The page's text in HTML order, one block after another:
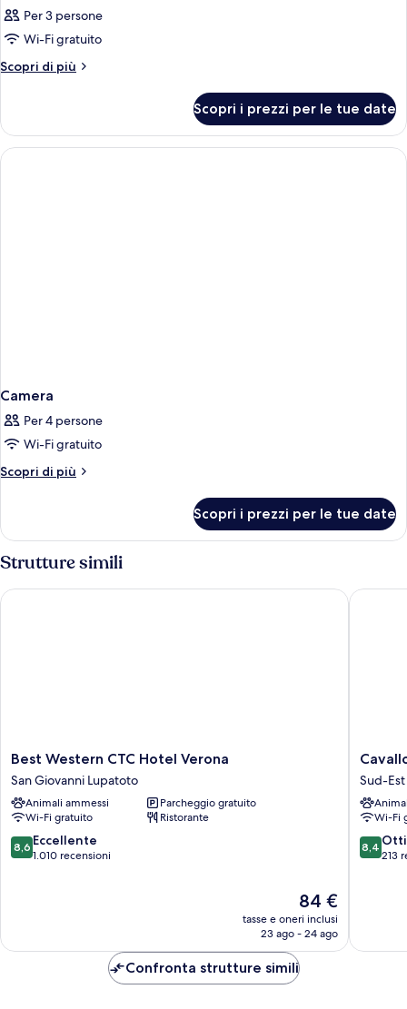
Per 3 persone
Wi-Fi gratuito
Scopri di più
Altri
Scopri i prezzi per le tue date
Camera
Per 4 persone
Wi-Fi gratuito
Scopri di più
Altri
Scopri i prezzi per le tue date
Strutture simili
Best
Western
CTC
Hotel
Verona
San
Giovanni
Best Western CTC Hotel Verona
San Giovanni Lupatoto
Animali ammessi
Parcheggio gratuito
Wi-Fi gratuito
Ristorante
8.6
su
8,6 Eccellente
1.010 recensioni
Il
prezzo
attuale
84 €
84 €
tasse e oneri inclusi
23 ago - 24 ago
Best Western CTC Hotel Verona
Cavallo
Hotel
Verona
Est
Sud-
Est
Sud-Est
Wi-Fi
8.4
su
8,4
213
Cavallo
Confronta strutture simili